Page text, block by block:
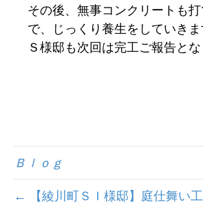
その後、無事コンクリートも
で、じっくり養生をしていき
Ｓ様邸も次回は完工ご報告と
Ｂｌｏｇ
← 【綾川町ＳＩ様邸】庭仕舞い